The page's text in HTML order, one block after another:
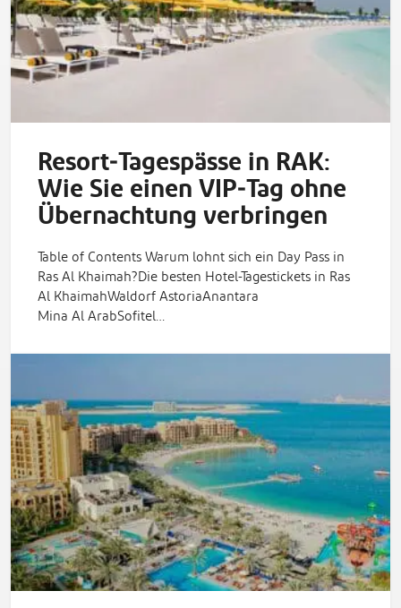
Resort‑Tagespässe in RAK:
Wie Sie einen VIP‑Tag ohne
Übernachtung verbringen
Table of Contents Warum lohnt sich ein Day Pass in
Ras Al Khaimah?Die besten Hotel-Tagestickets in Ras
Al KhaimahWaldorf AstoriaAnantara
Mina Al ArabSofitel…